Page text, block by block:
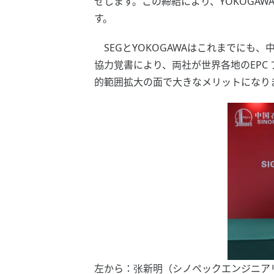
す。
SEGとYOKOGAWAはこれまでにも、
協力覚書により、両社が世界各地の
的範囲拡大の面で大きなメリットになり
左から：张新明（シノペックエンジニ